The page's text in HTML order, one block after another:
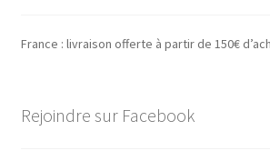
France : livraison offerte à partir de 150€
Rejoindre sur Facebook